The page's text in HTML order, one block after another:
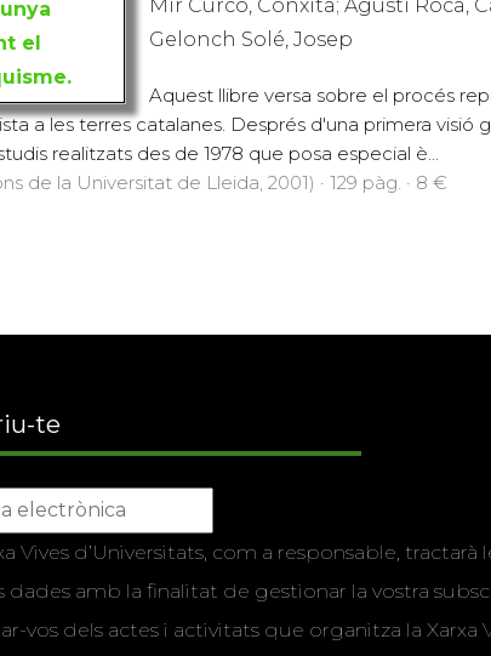
Mir Curcó, Conxita; Agustí Roca,
Gelonch Solé, Josep
Aquest llibre versa sobre el procés
a les terres catalanes. Després d'una primera visió
realitzats des de 1978 que posa especial è...
de la Universitat de Lleida, 2001) · 129 pàg. · 8 €
te
Vives d’Universitats, com a responsable, tractarà
dades amb la finalitat de gestionar la vostra
vos dels actes i activitats que organitza la Xarxa